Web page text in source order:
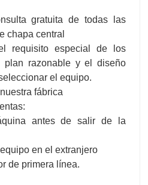
gratuita de todas las
chapa central
requisito especial de los
plan razonable y el diseño
el equipo.
fábrica
antes de salir de la
en el extranjero
de primera línea.